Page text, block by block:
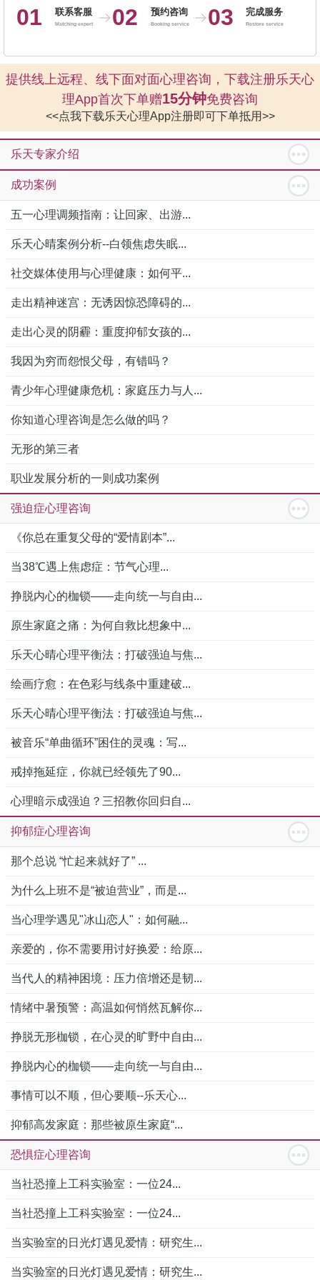
01 联系客服
Matching expert 02 预约咨询
Booking service 03 完成服务
Restore service
提供线上远程、线下面对面心理咨询，下载注册乐天心
理App首次下单赠15分钟免费咨询
<<点我下载乐天心理App注册即可下单抵用>>
乐天专家介绍
成功案例
五一心理调频指南：让回家、出游...
乐天心晴案例分析--白领焦虑失眠...
社交媒体使用与心理健康：如何平...
走出精神迷宫：无诱因惊恐障碍的...
走出心灵的阴霾：重度抑郁女孩的...
我因为穷而怨恨父母，有错吗？
青少年心理健康危机：家庭压力与人...
你知道心理咨询是怎么做的吗？
无形的第三者
职业发展分析的一则成功案例
强迫症心理咨询
《你总在重复父母的“爱情剧本”...
当38℃遇上焦虑症：节气心理...
挣脱内心的枷锁——走向统一与自由...
原生家庭之痛：为何自救比想象中...
乐天心晴心理平衡法：打破强迫与焦...
绘画疗愈：在色彩与线条中重建破...
乐天心晴心理平衡法：打破强迫与焦...
被音乐“单曲循环”困住的灵魂：写...
戒掉拖延症，你就已经领先了90...
心理暗示成强迫？三招教你回归自...
抑郁症心理咨询
那个总说 “忙起来就好了” ...
为什么上班不是“被迫营业”，而是...
当心理学遇见"冰山恋人"：如何融...
亲爱的，你不需要用讨好换爱：给原...
当代人的精神困境：压力倍增还是韧...
情绪中暑预警：高温如何悄然瓦解你...
挣脱无形枷锁，在心灵的旷野中自由...
挣脱内心的枷锁——走向统一与自由...
事情可以不顺，但心要顺--乐天心...
抑郁高发家庭：那些被原生家庭“...
恐惧症心理咨询
当社恐撞上工科实验室：一位24...
当社恐撞上工科实验室：一位24...
当实验室的日光灯遇见爱情：研究生...
当实验室的日光灯遇见爱情：研究生...